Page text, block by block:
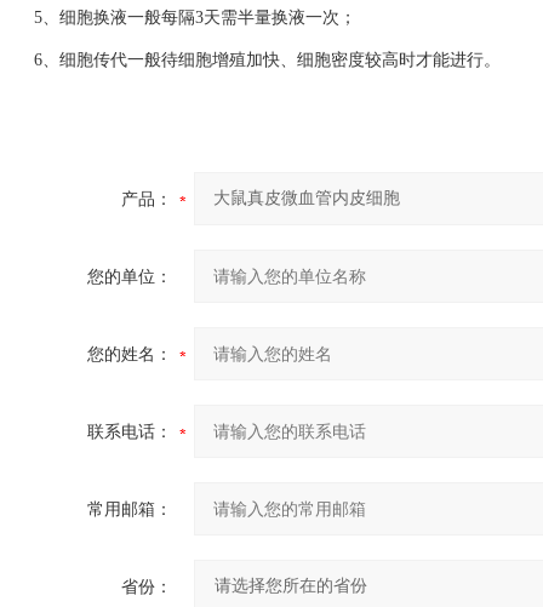
5、细胞换液一般每隔3天需半量换液一次；
6、细胞传代一般待细胞增殖加快、细胞密度较高时才能进行。
产品：
您的单位：
您的姓名：
联系电话：
常用邮箱：
省份：